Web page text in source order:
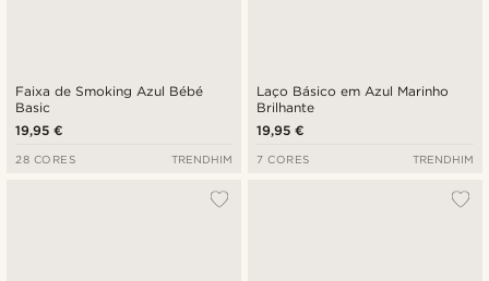
Faixa de Smoking Azul Bébé
Basic
19,95 €
28 CORES TRENDHIM
Laço Básico em Azul Marinho
Brilhante
19,95 €
7 CORES TRENDHIM